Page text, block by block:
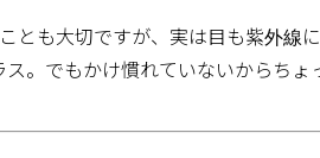
とも大切ですが、実は目も紫外線
ス。でもかけ慣れていないからち